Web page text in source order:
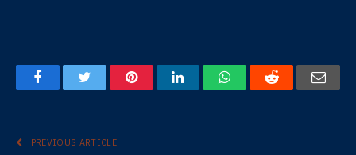
FacebookTwitter PinterestLinkedInWhatsAppReddit
PREVIOUS ARTICLE